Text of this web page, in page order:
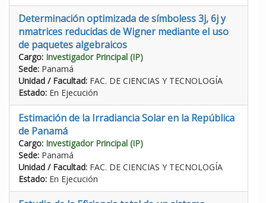
Determinación optimizada de símboless 3j, 6j y
nmatrices reducidas de Wigner mediante el uso
de paquetes algebraicos
Cargo: Investigador Principal (IP)
Sede: Panamá
Unidad / Facultad: FAC. DE CIENCIAS Y TECNOLOGÍA
Estado: En Ejecución
Estimación de la Irradiancia Solar en la República
de Panamá
Cargo: Investigador Principal (IP)
Sede: Panamá
Unidad / Facultad: FAC. DE CIENCIAS Y TECNOLOGÍA
Estado: En Ejecución